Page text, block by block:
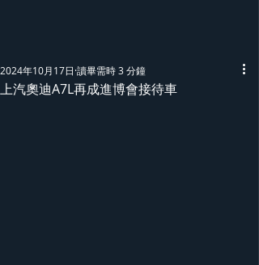
上汽奧迪A7L再成進博會接待車
2024年10月17日 讀畢需時 3 分鐘